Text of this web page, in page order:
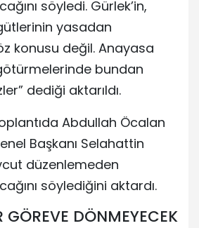
söyledi. Gürlek’in,
yasadan
konusu değil. Anayasa
bundan
dediği aktarıldı.
Abdullah Öcalan
Başkanı Selahattin
düzenlemeden
söylediğini aktardı.
GÖREVE DÖNMEYECEK